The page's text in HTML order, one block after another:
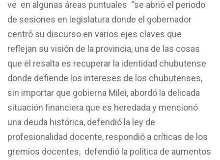
ve en algunas áreas puntuales “se abrió el periodo
de sesiones en legislatura donde el gobernador
centró su discurso en varios ejes claves que
reflejan su visión de la provincia, una de las cosas
que él resalta es recuperar la identidad chubutense
donde defiende los intereses de los chubutenses,
sin importar que gobierna Milei, abordó la delicada
situación financiera que es heredada y mencionó
una deuda histórica, defendió la ley de
profesionalidad docente, respondió a críticas de los
gremios docentes, defendió la política de aumentos